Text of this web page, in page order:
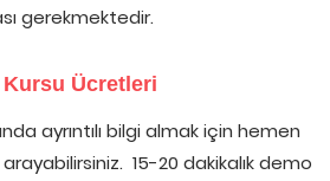
gerekmektedir.
Kursu Ücretleri
ayrıntılı bilgi almak için hemen
arayabilirsiniz. 15-20 dakikalık demo